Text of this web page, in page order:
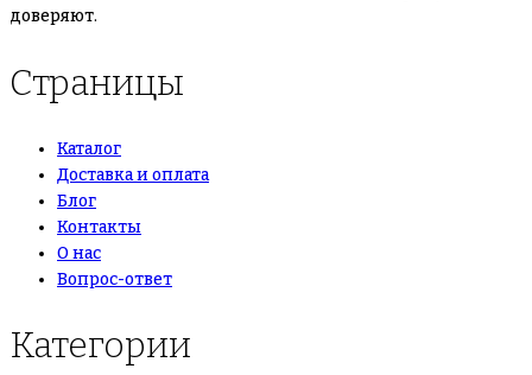
доверяют.
Страницы
Каталог
Доставка и оплата
Блог
Контакты
О нас
Вопрос-ответ
Категории